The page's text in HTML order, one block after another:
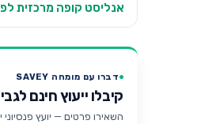
אנליסט קופה מרכזית
דברו עם מומחה SAVEY
קיבלו ייעוץ חינם
השאירו פרטים — יועץ פנסיוני